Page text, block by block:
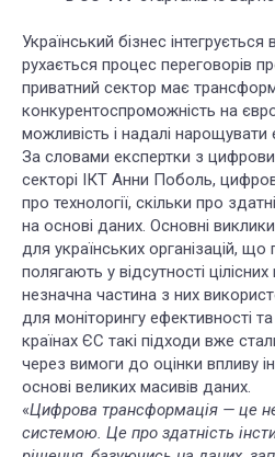
Український бізнес
рухається процес переговорів
приватний сектор має
конкурентоспроможність на
можливість і надалі нарощувати
За словами експертки з
секторі ІКТ Анни Поболь,
про технології, скільки про
на основі даних. Основні
для українських організацій, що
полягають у відсутності
незначна частина з них
для моніторингу ефективності
країнах ЄС такі підходи вже
через вимоги до оцінки впливу
основі великих масивів даних.
«Цифрова трансформація — це
системою. Це про здатність